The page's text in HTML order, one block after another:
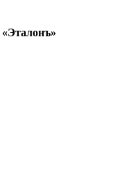
«Эталонъ»